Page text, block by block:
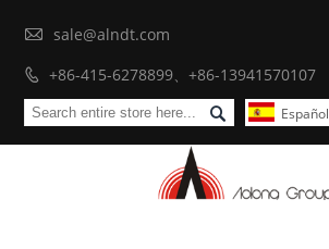
 sale@alndt.com
 +86-415-6278899、+86-13941570107
 Español